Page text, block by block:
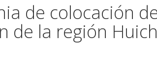
de colocación
de la región